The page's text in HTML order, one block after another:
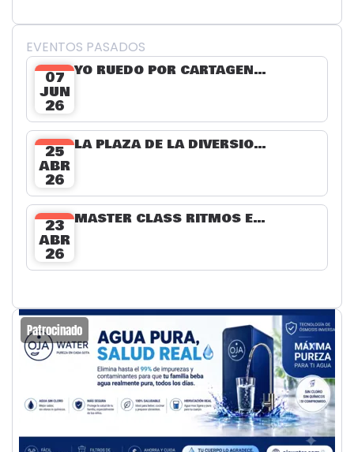
EVENTOS PASADOS
07
JUN
26
YO RUEDO POR CARTAGENA MI SÚPER CIUDAD
25
ABR
26
LA PLAZA DE LA DIVERSIÓN - DÍA DE LA NIÑEZ
23
ABR
26
MASTER CLASS RITMOS EN MOVIMIENTO
Patrocinado